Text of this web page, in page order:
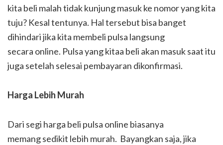
kita beli malah tidak kunjung masuk ke nomor yang kita
tuju? Kesal tentunya. Hal tersebut bisa banget
dihindari jika kita membeli pulsa langsung
secara online. Pulsa yang kitaa beli akan masuk saat itu
juga setelah selesai pembayaran dikonfirmasi.
Harga Lebih Murah
Dari segi harga beli pulsa online biasanya
memang sedikit lebih murah. Bayangkan saja, jika